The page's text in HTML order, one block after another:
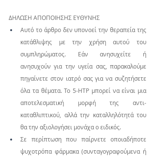
ΔΗΛΩΣΗ ΑΠΟΠΟΙΗΣΗΣ ΕΥΘΥΝΗΣ
Αυτό το άρθρο δεν υπονοεί την θεραπεία της
κατάθλιψης με την χρήση αυτού του
συμπληρώματος. Εάν ανησυχείτε ή
ανησυχούν για την υγεία σας, παρακαλούμε
πηγαίνετε στον ιατρό σας για να συζητήσετε
όλα τα θέματα. Το 5-HTP μπορεί να είναι μια
αποτελεσματική μορφή της αντι-
καταθλιπτικού, αλλά την καταλληλότητά του
θα την αξιολογήσει μονάχα ο ειδικός.
Σε περίπτωση που παίρνετε οποιαδήποτε
ψυχοτρόπα φάρμακα (συνταγογραφούμενα ή